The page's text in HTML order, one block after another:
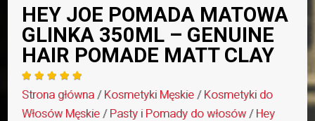
HEY JOE POMADA MATOWA
GLINKA 350ML – GENUINE
HAIR POMADE MATT CLAY
    
Strona główna / Kosmetyki Męskie / Kosmetyki do
Włosów Męskie / Pasty i Pomady do włosów/ Hey